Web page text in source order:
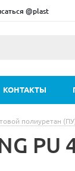
@plast
КОНТАКТЫ
полиуретан
PU